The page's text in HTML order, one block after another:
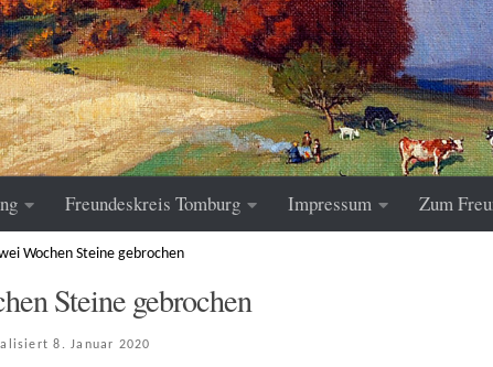
Freundeskreis Tomburg Impressum Zum
Wochen Steine gebrochen
Steine gebrochen
8. Januar 2020